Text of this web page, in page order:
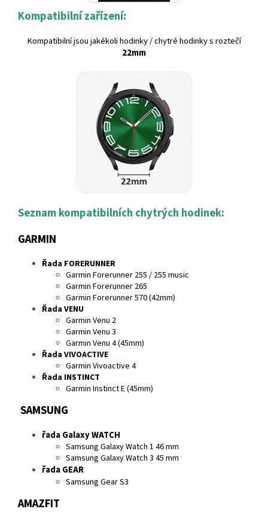
Kompatibilní zařízení:
Kompatibilní jsou jakékoli hodinky / chytré hodinky s roztečí
22mm
Seznam kompatibilních chytrých hodinek:
GARMIN
Řada FORERUNNER
Garmin Forerunner 255 / 255 music
Garmin Forerunner 265
Garmin Forerunner 570 (42mm)
Řada VENU
Garmin Venu 2
Garmin Venu 3
Garmin Venu 4 (45mm)
Řada VIVOACTIVE
Garmin Vivoactive 4
Řada INSTINCT
Garmin Instinct E (45mm)
SAMSUNG
řada Galaxy WATCH
Samsung Galaxy Watch 1 46 mm
Samsung Galaxy Watch 3 45 mm
řada GEAR
Samsung Gear S3
AMAZFIT